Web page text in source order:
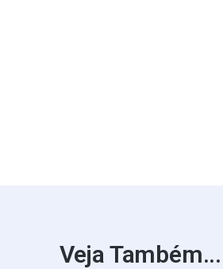
Veja Também...